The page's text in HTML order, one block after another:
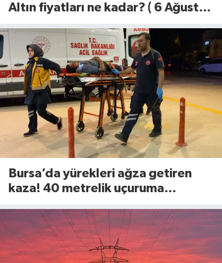
Altın fiyatları ne kadar? ( 6 Ağustos
Bursa’da yürekleri ağza getiren
kaza! 40 metrelik uçuruma